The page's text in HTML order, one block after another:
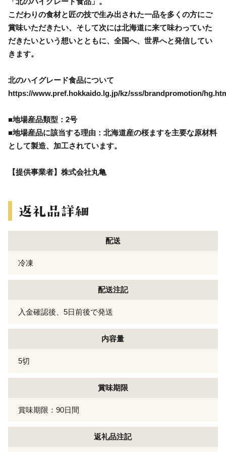
こだわりの食材と匠の技で生み出された一品を多くの方にご
賞味いただきたい、そして次には北海道に来て味わっていた
だきたいという想いとともに、全国へ、世界へと発信してい
きます。
北のハイグレード食品について
https://www.pref.hokkaido.lg.jp/kz/sss/brandpromotion/
■地場産品類型：2号
■地場産品に該当する理由：北海道産の桜ますを主要な原材料
として製造、加工されています。
【提供事業者】株式会社丸亀
配送
冷凍
配送注記
入金確認後、5日前後で発送
内容量
5切
賞味期限
賞味期限：90日間
返礼品注記